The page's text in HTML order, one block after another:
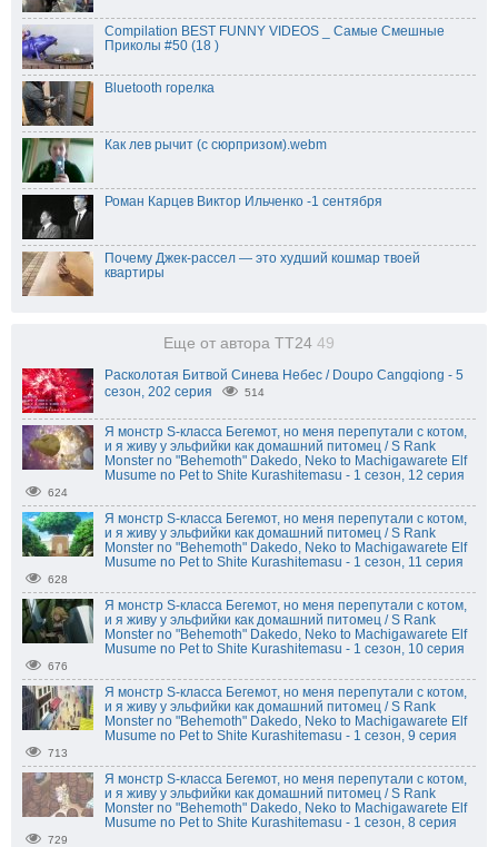
Compilation BEST FUNNY VIDEOS _ Самые Смешные
Приколы #50 (18 )
Bluetooth горелка
Как лев рычит (с сюрпризом).webm
Роман Карцев Виктор Ильченко -1 сентября
Почему Джек-рассел — это худший кошмар твоей
квартиры
Еще от автора TT24 49
Расколотая Битвой Синева Небес / Doupo Cangqiong - 5
сезон, 202 серия
514
Я монстр S-класса Бегемот, но меня перепутали с котом,
и я живу у эльфийки как домашний питомец / S Rank
Monster no "Behemoth" Dakedo, Neko to Machigawarete Elf
Musume no Pet to Shite Kurashitemasu - 1 сезон, 12 серия
624
Я монстр S-класса Бегемот, но меня перепутали с котом,
и я живу у эльфийки как домашний питомец / S Rank
Monster no "Behemoth" Dakedo, Neko to Machigawarete Elf
Musume no Pet to Shite Kurashitemasu - 1 сезон, 11 серия
628
Я монстр S-класса Бегемот, но меня перепутали с котом,
и я живу у эльфийки как домашний питомец / S Rank
Monster no "Behemoth" Dakedo, Neko to Machigawarete Elf
Musume no Pet to Shite Kurashitemasu - 1 сезон, 10 серия
676
Я монстр S-класса Бегемот, но меня перепутали с котом,
и я живу у эльфийки как домашний питомец / S Rank
Monster no "Behemoth" Dakedo, Neko to Machigawarete Elf
Musume no Pet to Shite Kurashitemasu - 1 сезон, 9 серия
713
Я монстр S-класса Бегемот, но меня перепутали с котом,
и я живу у эльфийки как домашний питомец / S Rank
Monster no "Behemoth" Dakedo, Neko to Machigawarete Elf
Musume no Pet to Shite Kurashitemasu - 1 сезон, 8 серия
729